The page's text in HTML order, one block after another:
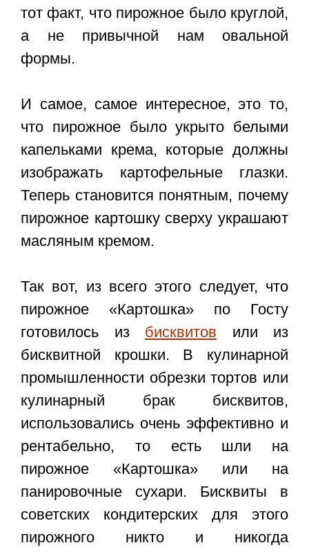
тот факт, что пирожное было круглой,
а не привычной нам овальной
формы.
И самое, самое интересное, это то,
что пирожное было укрыто белыми
капельками крема, которые должны
изображать картофельные глазки.
Теперь становится понятным, почему
пирожное картошку сверху украшают
масляным кремом.
Так вот, из всего этого следует, что
пирожное «Картошка» по Госту
готовилось из бисквитов или из
бисквитной крошки. В кулинарной
промышленности обрезки тортов или
кулинарный брак бисквитов,
использовались очень эффективно и
рентабельно, то есть шли на
пирожное «Картошка» или на
панировочные сухари. Бисквиты в
советских кондитерских для этого
пирожного никто и никогда